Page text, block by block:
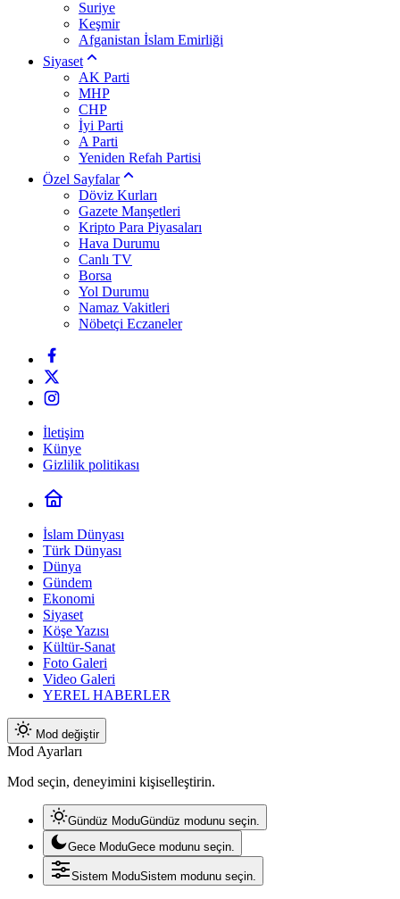
Suriye
Keşmir
Afganistan İslam Emirliği
Siyaset
AK Parti
MHP
CHP
İyi Parti
A Parti
Yeniden Refah Partisi
Özel Sayfalar
Döviz Kurları
Gazete Manşetleri
Kripto Para Piyasaları
Hava Durumu
Canlı TV
Borsa
Yol Durumu
Namaz Vakitleri
Nöbetçi Eczaneler
İletişim
Künye
Gizlilik politikası
İslam Dünyası
Türk Dünyası
Dünya
Gündem
Ekonomi
Siyaset
Köşe Yazısı
Kültür-Sanat
Foto Galeri
Video Galeri
YEREL HABERLER
Mod değiştir
Mod Ayarları
Mod seçin, deneyimini kişiselleştirin.
Gündüz ModuGündüz modunu seçin.
Gece ModuGece modunu seçin.
Sistem ModuSistem modunu seçin.